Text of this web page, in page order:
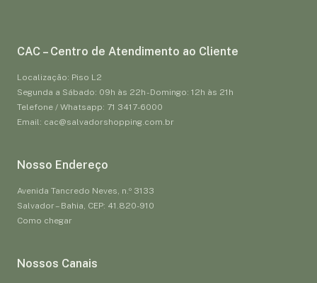
CAC – Centro de Atendimento ao Cliente
Localização: Piso L2
Segunda a Sábado: 09h às 22h - Domingo: 12h às 21h
Telefone / Whatsapp: 71 3417-6000
Email: cac@salvadorshopping.com.br
Nosso Endereço
Avenida Tancredo Neves, n.º 3133
Salvador – Bahia, CEP: 41.820-910
Como chegar
Nossos Canais